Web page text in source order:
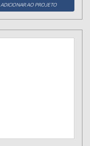
ADICIONAR AO PROJETO